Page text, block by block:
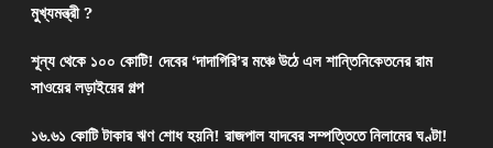
মুখ্যমন্ত্রী ?
শূন্য থেকে ১০০ কোটি! দেবের ‘দাদাগিরি’র মঞ্চে উঠে এল শান্তিনিকেতনের রাম
সাওয়ের লড়াইয়ের গল্প
১৬.৬১ কোটি টাকার ঋণ শোধ হয়নি! রাজপাল যাদবের সম্পত্তিতে নিলামের ঘণ্টা!